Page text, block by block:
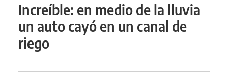
Increíble: en medio de la lluvia
un auto cayó en un canal de
riego